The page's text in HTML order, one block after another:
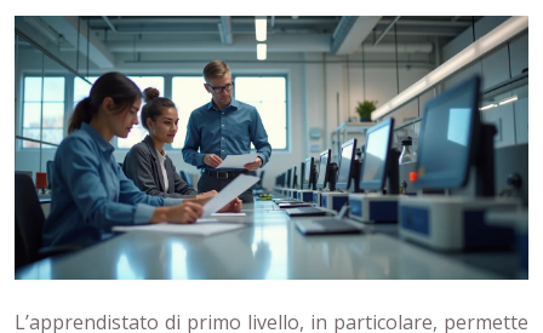
L’apprendistato di primo livello, in particolare, permette